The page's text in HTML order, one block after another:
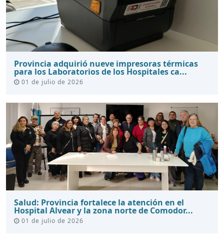
Provincia adquirió nueve impresoras térmicas
para los Laboratorios de los Hospitales ca...
01 de julio de 2026
Salud: Provincia fortalece la atención en el
Hospital Alvear y la zona norte de Comodor...
01 de julio de 2026